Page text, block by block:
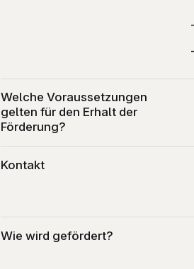
Welche Voraussetzungen
gelten für den Erhalt der
Förderung?
Kontakt
Wie wird gefördert?